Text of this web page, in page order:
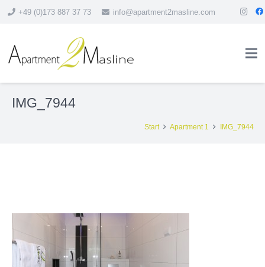
+49 (0)173 887 37 73 info@apartment2masline.com
IMG_7944
Start Apartment 1 IMG_7944